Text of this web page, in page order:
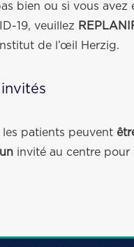
bien ou si vous avez
19, veuillez
de l’œil Herzig.
patients peuvent
invité au centre pour